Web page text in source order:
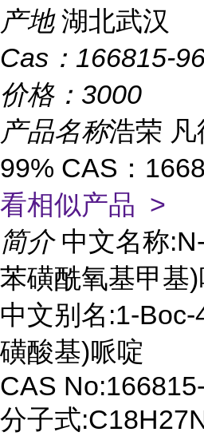
产地 湖北武汉
Cas： 166815-
价格： 3000
产品名称浩荣
99% CAS：
看相似产品 >
简介 中文名称
苯磺酰氧基甲基)
中文别名:1-Boc-
磺酸基)哌啶
CAS
分子式